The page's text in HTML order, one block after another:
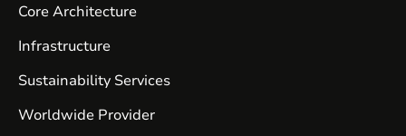
davet ediyor. Magazin […]
Core Architecture
Infrastructure
Sustainability Services
Worldwide Provider